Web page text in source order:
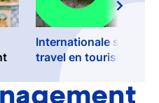
Internationale stages
travel en tourism